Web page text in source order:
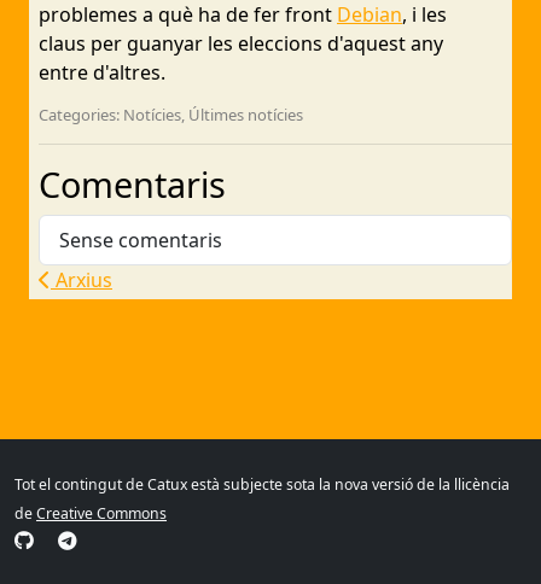
problemes a què ha de fer front Debian, i les
claus per guanyar les eleccions d'aquest any
entre d'altres.
Categories: Notícies, Últimes notícies
Comentaris
Sense comentaris
Arxius
Tot el contingut de Catux està subjecte sota la nova versió de la llicència
deCreative Commons